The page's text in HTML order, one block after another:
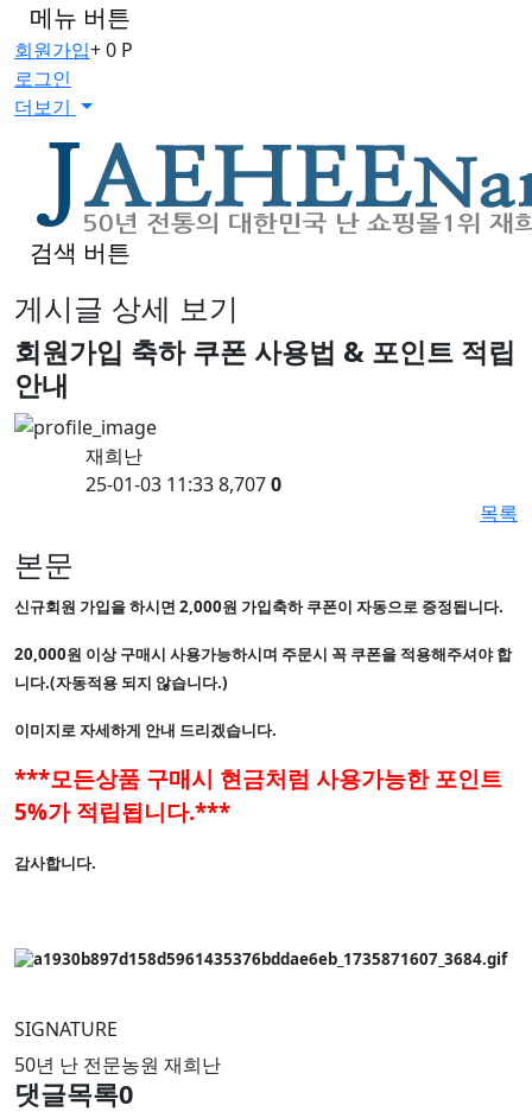
메뉴 버튼
회원가입+ 0 P
로그인
더보기
검색 버튼
게시글 상세 보기
회원가입 축하 쿠폰 사용법 & 포인트 적립
안내
재희난
25-01-03 11:338,7070
목록
본문
신규회원 가입을 하시면 2,000원 가입축하 쿠폰이 자동으로 증정됩니다.
20,000원 이상 구매시 사용가능하시며 주문시 꼭 쿠폰을 적용해주셔야 합
니다.(자동적용 되지 않습니다.)
이미지로 자세하게 안내 드리겠습니다.
***모든상품 구매시 현금처럼 사용가능한 포인트
5%가 적립됩니다.***
감사합니다.
SIGNATURE
50년 난 전문농원 재희난
댓글목록0